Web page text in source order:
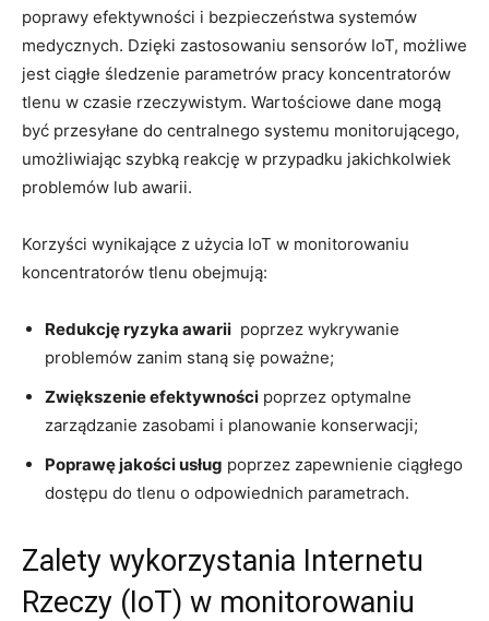
⁣poprawy efektywności ⁣i bezpieczeństwa systemów
medycznych. Dzięki zastosowaniu sensorów IoT, ⁢możliwe
jest ciągłe​ śledzenie parametrów pracy ⁢koncentratorów
tlenu ‍w⁢ czasie rzeczywistym. Wartościowe dane mogą ​
być przesyłane⁣ do centralnego systemu monitorującego, ​
umożliwiając szybką⁤ reakcję w przypadku jakichkolwiek
problemów lub⁢ awarii.
Korzyści wynikające z użycia IoT ‌w monitorowaniu
koncentratorów tlenu​ obejmują:⁤
Redukcję‌ ryzyka awarii ⁢ poprzez wykrywanie
problemów zanim staną się‌ poważne;
Zwiększenie efektywności poprzez optymalne
zarządzanie zasobami i⁤ planowanie konserwacji;
Poprawę jakości usług poprzez zapewnienie‌ ciągłego
dostępu⁢ do tlenu‌ o odpowiednich parametrach.
Zalety wykorzystania Internetu
Rzeczy (IoT) w monitorowaniu